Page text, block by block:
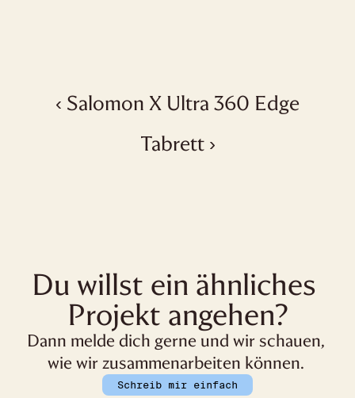
‹ Salomon X Ultra 360 Edge
Tabrett ›
Du willst ein ähnliches
Projekt angehen?
Dann melde dich gerne und wir schauen,
wie wir zusammenarbeiten können.
Schreib mir einfach